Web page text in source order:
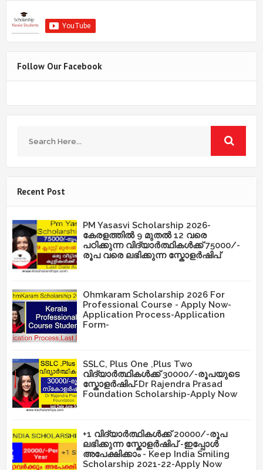
Follow Our Facebook
Recent Post
PM Yasasvi Scholarship 2026-
കേരളത്തിൽ 9 മുതൽ 12 വരെ
പഠിക്കുന്ന വിദ്യാർത്ഥികൾക്ക് 75000/-
രൂപ വരെ ലഭിക്കുന്ന സ്കോളർഷിപ്
Ohmkaram Scholarship 2026 For
Professional Course - Apply Now-
Application Process-Application
Form-
SSLC, Plus One ,Plus Two
വിദ്യാർത്ഥികൾക്ക് 30000/-രൂപയുടെ
സ്കോളർഷിപ്-Dr Rajendra Prasad
Foundation Scholarship-Apply Now
+1 വിദ്യാർത്ഥികൾക്ക് 20000/-രൂപ
ലഭിക്കുന്ന സ്കോളർഷിപ് -ഇപ്പോൾ
അപേക്ഷിക്കാം - Keep India Smiling
Scholarship 2021-22-Apply Now